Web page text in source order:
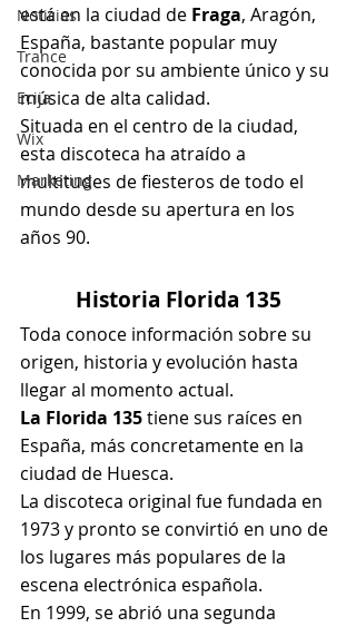
Noticias
Trance
Ecija
Wix
Marketing
está en la ciudad de Fraga, Aragón,
España, bastante popular muy
conocida por su ambiente único y su
música de alta calidad.
Situada en el centro de la ciudad,
esta discoteca ha atraído a
multitudes de fiesteros de todo el
mundo desde su apertura en los
años 90.
Historia Florida 135
Toda conoce información sobre su
origen, historia y evolución hasta
llegar al momento actual.
La Florida 135 tiene sus raíces en
España, más concretamente en la
ciudad de Huesca.
La discoteca original fue fundada en
1973 y pronto se convirtió en uno de
los lugares más populares de la
escena electrónica española.
En 1999, se abrió una segunda